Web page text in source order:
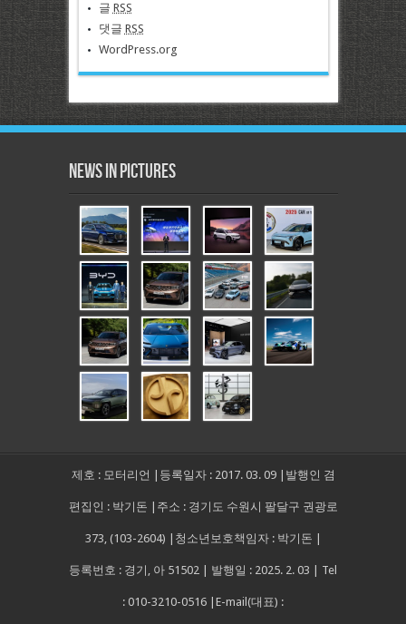
글 RSS
댓글 RSS
WordPress.org
News in Pictures
제호 : 모터리언 |등록일자 : 2017. 03. 09 |발행인 겸
편집인 : 박기돈 |주소 : 경기도 수원시 팔달구 권광로
373, (103-2604) |청소년보호책임자 : 박기돈 |
등록번호 : 경기, 아 51502 | 발행일 : 2025. 2. 03 | Tel
: 010-3210-0516 |E-mail(대표) :